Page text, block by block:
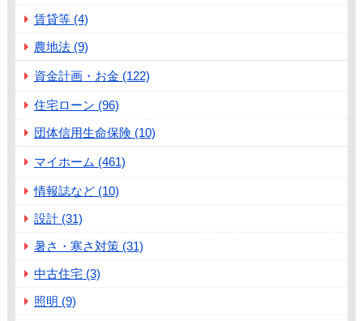
賃貸等 (4)
農地法 (9)
資金計画・お金 (122)
住宅ローン (96)
団体信用生命保険 (10)
マイホーム (461)
情報誌など (10)
設計 (31)
暑さ・寒さ対策 (31)
中古住宅 (3)
照明 (9)